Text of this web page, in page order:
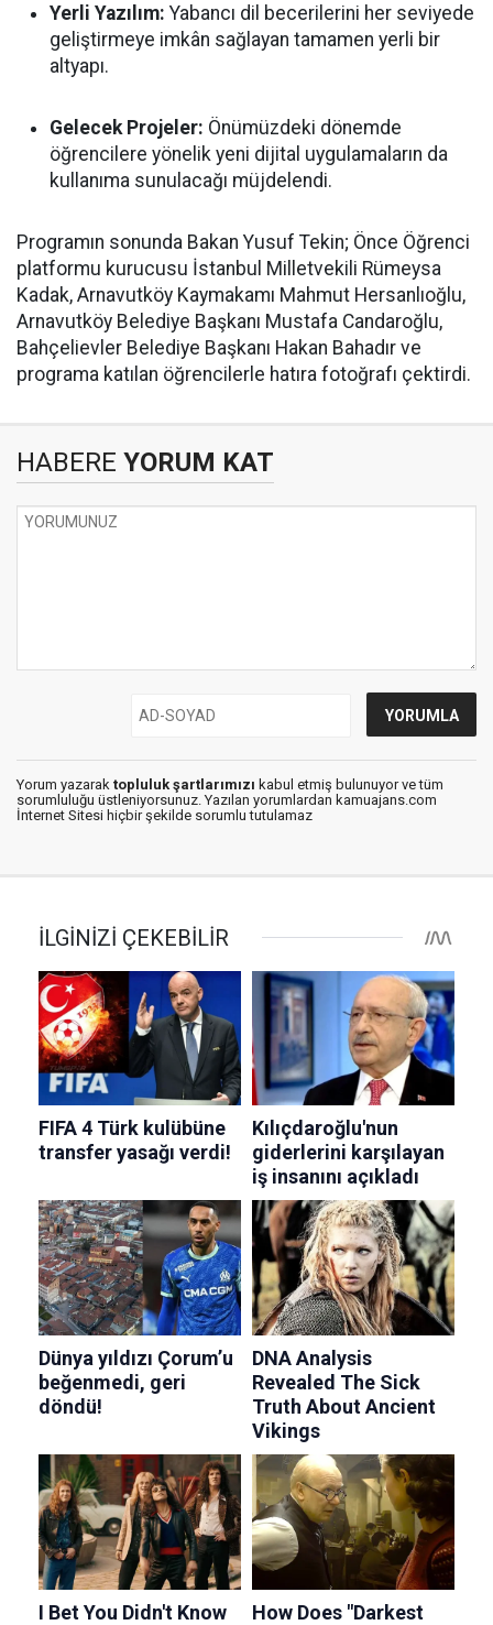
Yerli Yazılım: Yabancı dil becerilerini her seviyede
geliştirmeye imkân sağlayan tamamen yerli bir
altyapı.
Gelecek Projeler: Önümüzdeki dönemde
öğrencilere yönelik yeni dijital uygulamaların da
kullanıma sunulacağı müjdelendi.
Programın sonunda Bakan Yusuf Tekin; Önce Öğrenci
platformu kurucusu İstanbul Milletvekili Rümeysa
Kadak, Arnavutköy Kaymakamı Mahmut Hersanlıoğlu,
Arnavutköy Belediye Başkanı Mustafa Candaroğlu,
Bahçelievler Belediye Başkanı Hakan Bahadır ve
programa katılan öğrencilerle hatıra fotoğrafı çektirdi.
HABERE YORUM KAT
Yorum yazarak topluluk şartlarımızı kabul etmiş bulunuyor ve tüm
sorumluluğu üstleniyorsunuz. Yazılan yorumlardan kamuajans.com
İnternet Sitesi hiçbir şekilde sorumlu tutulamaz